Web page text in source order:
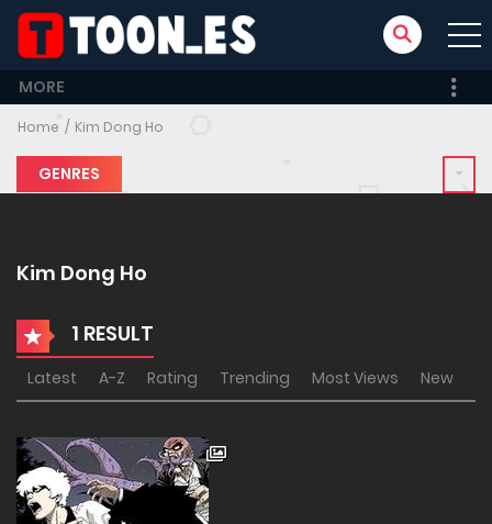
MORE
Home Kim Dong Ho
GENRES
Kim Dong Ho
1 RESULT
Latest A-Z Rating Trending Most Views New